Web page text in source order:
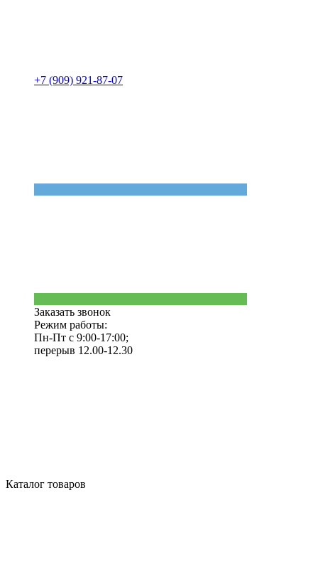
+7 (909) 921-87-07
Заказать звонок
Режим работы:
Пн-Пт с 9:00-17:00;
перерыв 12.00-12.30
Каталог товаров